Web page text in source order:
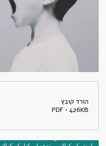
הורד קובץ
PDF • 426KB